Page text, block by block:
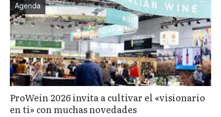
Agenda
ProWein 2026 invita a cultivar el «visionario
en ti» con muchas novedades